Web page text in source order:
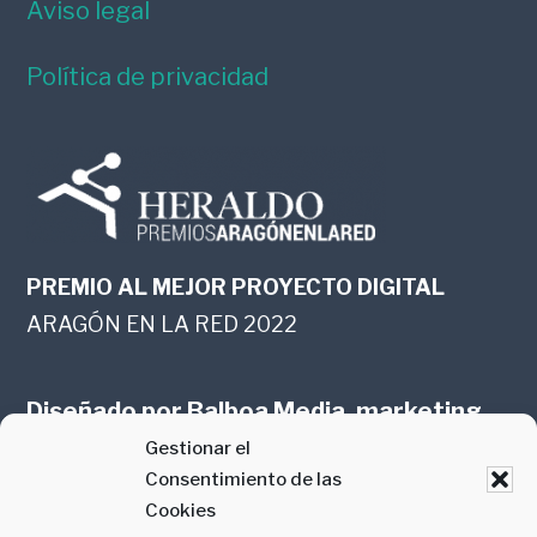
Gestionar el
Consentimiento de las
Cookies
Aviso legal
Política de privacidad
PREMIO AL MEJOR PROYECTO DIGITAL
ARAGÓN EN LA RED 2022
Diseñado porBalboa Media, marketing
online en Zaragoza